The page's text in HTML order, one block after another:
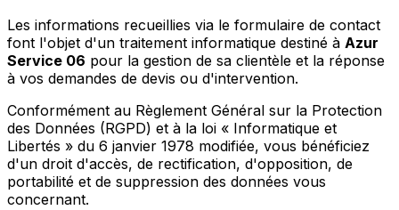
Les informations recueillies via le formulaire de contact
font l'objet d'un traitement informatique destiné à Azur
Service 06 pour la gestion de sa clientèle et la réponse
à vos demandes de devis ou d'intervention.
Conformément au Règlement Général sur la Protection
des Données (RGPD) et à la loi « Informatique et
Libertés » du 6 janvier 1978 modifiée, vous bénéficiez
d'un droit d'accès, de rectification, d'opposition, de
portabilité et de suppression des données vous
concernant.